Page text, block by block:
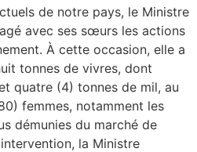
de notre pays, le Ministre
avec ses sœurs les actions
À cette occasion, elle a
tonnes de vivres, dont
quatre (4) tonnes de mil, au
femmes, notamment les
démunies du marché de
la Ministre